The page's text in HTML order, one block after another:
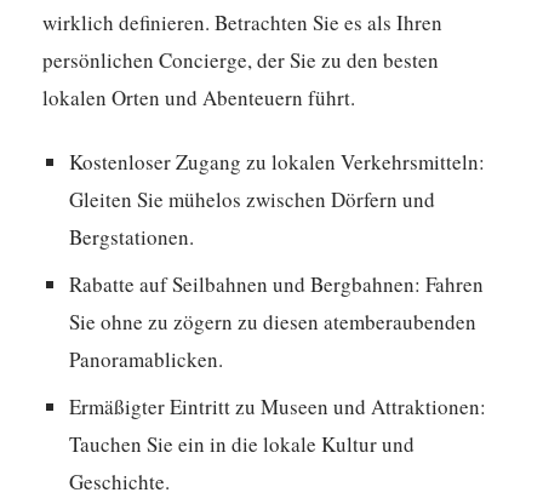
wirklich definieren. Betrachten Sie es als Ihren
persönlichen Concierge, der Sie zu den besten
lokalen Orten und Abenteuern führt.
Kostenloser Zugang zu lokalen Verkehrsmitteln:
Gleiten Sie mühelos zwischen Dörfern und
Bergstationen.
Rabatte auf Seilbahnen und Bergbahnen: Fahren
Sie ohne zu zögern zu diesen atemberaubenden
Panoramablicken.
Ermäßigter Eintritt zu Museen und Attraktionen:
Tauchen Sie ein in die lokale Kultur und
Geschichte.